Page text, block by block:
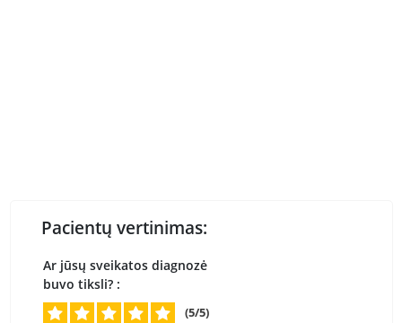
Pacientų vertinimas:
Ar jūsų sveikatos diagnozė
buvo tiksli? :
(5/5)